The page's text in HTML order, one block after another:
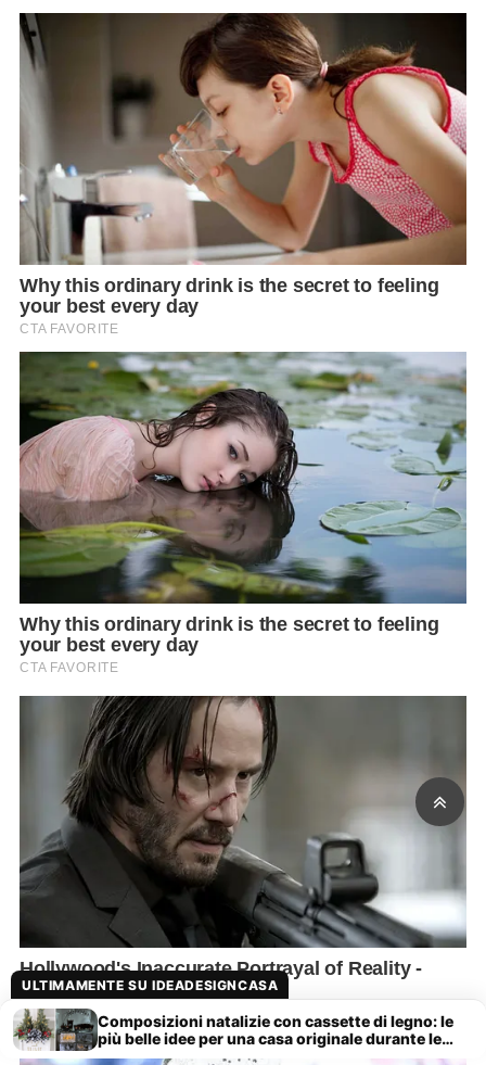
ULTIMAMENTE SU IDEADESIGNCASA
Composizioni natalizie con cassette di legno: le
più belle idee per una casa originale durante le
feste